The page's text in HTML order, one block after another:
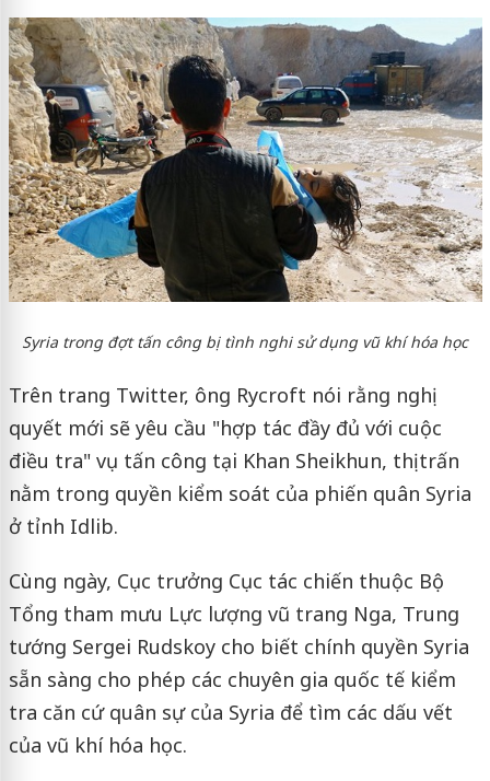
Syria trong đợt tấn công bị tình nghi sử dụng vũ khí hóa học
Trên trang Twitter, ông Rycroft nói rằng nghị
quyết mới sẽ yêu cầu "hợp tác đầy đủ với cuộc
điều tra" vụ tấn công tại Khan Sheikhun, thị trấn
nằm trong quyền kiểm soát của phiến quân Syria
ở tỉnh Idlib.
Cùng ngày, Cục trưởng Cục tác chiến thuộc Bộ
Tổng tham mưu Lực lượng vũ trang Nga, Trung
tướng Sergei Rudskoy cho biết chính quyền Syria
sẵn sàng cho phép các chuyên gia quốc tế kiểm
tra căn cứ quân sự của Syria để tìm các dấu vết
của vũ khí hóa học.